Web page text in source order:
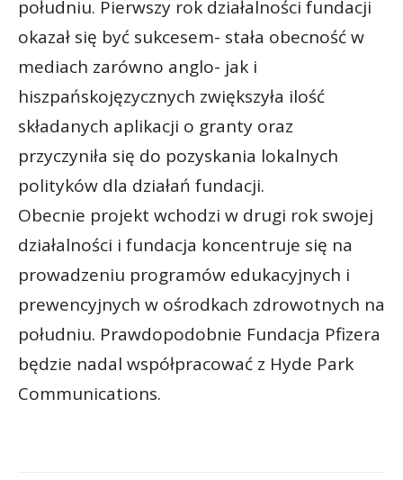
południu. Pierwszy rok działalności fundacji
okazał się być sukcesem- stała obecność w
mediach zarówno anglo- jak i
hiszpańskojęzycznych zwiększyła ilość
składanych aplikacji o granty oraz
przyczyniła się do pozyskania lokalnych
polityków dla działań fundacji.
Obecnie projekt wchodzi w drugi rok swojej
działalności i fundacja koncentruje się na
prowadzeniu programów edukacyjnych i
prewencyjnych w ośrodkach zdrowotnych na
południu. Prawdopodobnie Fundacja Pfizera
będzie nadal współpracować z Hyde Park
Communications.